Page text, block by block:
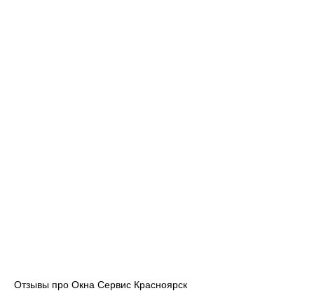
Отзывы про Окна Сервис Красноярск